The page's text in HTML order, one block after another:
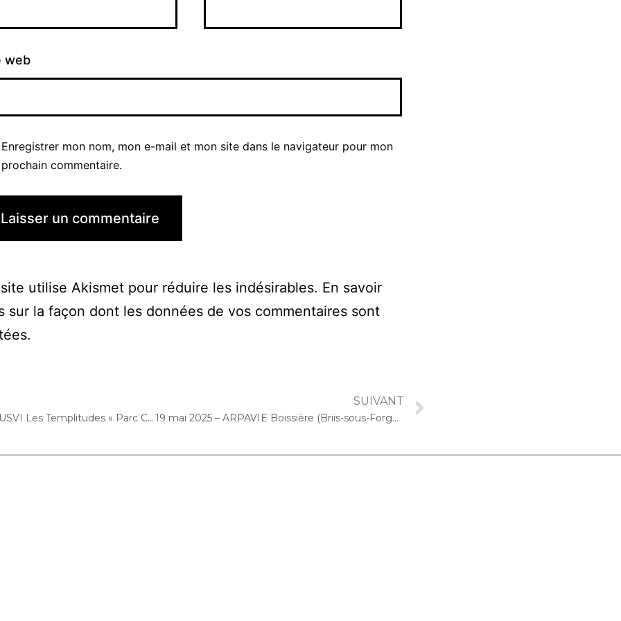
web
Enregistrer mon nom, mon e-mail et mon site dans le navigateur pour mon
prochain commentaire.
utilise Akismet pour réduire les indésirables. En savoir
sur la façon dont les données de vos commentaires sont
.
12 mai 2025 – DOMUSVI Les Templitudes « Parc Clause » (Brétigny-sur-Orge) : Atelier « Chantons Ensemble »
SUIVANT
19 mai 2025 – ARPAVIE Boissière (Briis-sous-Forges) : Concert « Gelato-Cello Solo »